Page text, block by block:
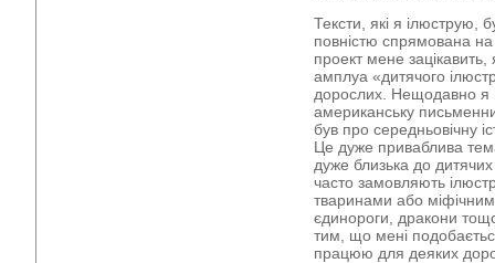
Тексти, які я ілюструю,
повністю спрямована
проект мене
амплуа «дитячого
дорослих. Нещодавно я
американську
був про середньовічну
Це дуже приваблива
дуже близька до
часто замовляють
тваринами або
єдинороги, дракони
тим, що мені
працюю для деяких